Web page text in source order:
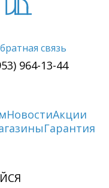
связь
964-13-44
НовостиАкции
Гарантия